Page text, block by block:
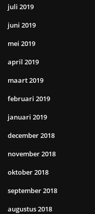
juli 2019
juni 2019
mei 2019
april 2019
maart 2019
februari 2019
januari 2019
december 2018
november 2018
oktober 2018
september 2018
augustus 2018